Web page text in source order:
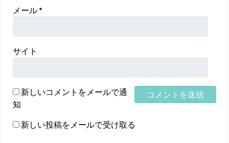
メール*
サイト
新しいコメントをメールで通
知
新しい投稿をメールで受け取る